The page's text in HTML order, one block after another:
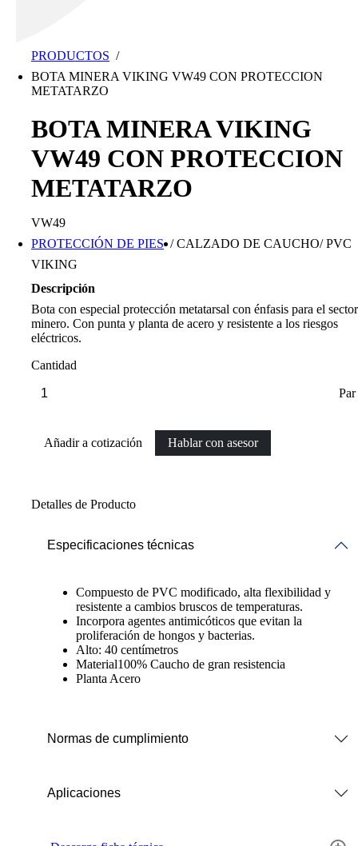
PRODUCTOS /
BOTA MINERA VIKING VW49 CON PROTECCION
METATARZO
BOTA MINERA VIKING
VW49 CON PROTECCION
METATARZO
VW49
PROTECCIÓN DE PIES / CALZADO DE CAUCHO/ PVC
VIKING
Descripción
Bota con especial protección metatarsal con énfasis para el sector
minero. Con punta y planta de acero y resistente a los riesgos
eléctricos.
Cantidad
Par
Añadir a cotización Hablar con asesor
Detalles de Producto
Especificaciones técnicas
Compuesto de PVC modificado, alta flexibilidad y
resistente a cambios bruscos de temperaturas.
Incorpora agentes antimicóticos que evitan la
proliferación de hongos y bacterias.
Alto: 40 centímetros
Material100% Caucho de gran resistencia
Planta Acero
Normas de cumplimiento
Aplicaciones